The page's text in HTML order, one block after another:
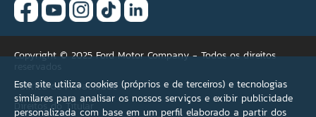
Versão não encontrada
Condições de pagamento
Acessórios
Outros
Este site utiliza cookies (próprios e de terceiros) e tecnologias
similares para analisar os nossos serviços e exibir publicidade
personalizada com base em um perfil elaborado a partir dos
Garantia
Quick Lane®
Copyright © 2025 Ford Motor Company - Todos os direitos
Política de Privacidade
Direitos do Titular